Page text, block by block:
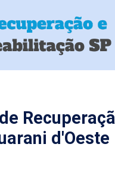
d'Oeste